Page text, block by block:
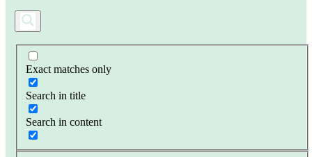
Exact matches only
Search in title
Search in content